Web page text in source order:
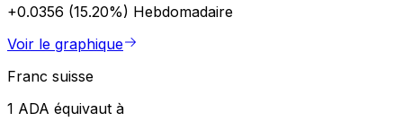
+0.0356 (15.20%) Hebdomadaire
Voir le graphique
Franc suisse
1 ADA équivaut à